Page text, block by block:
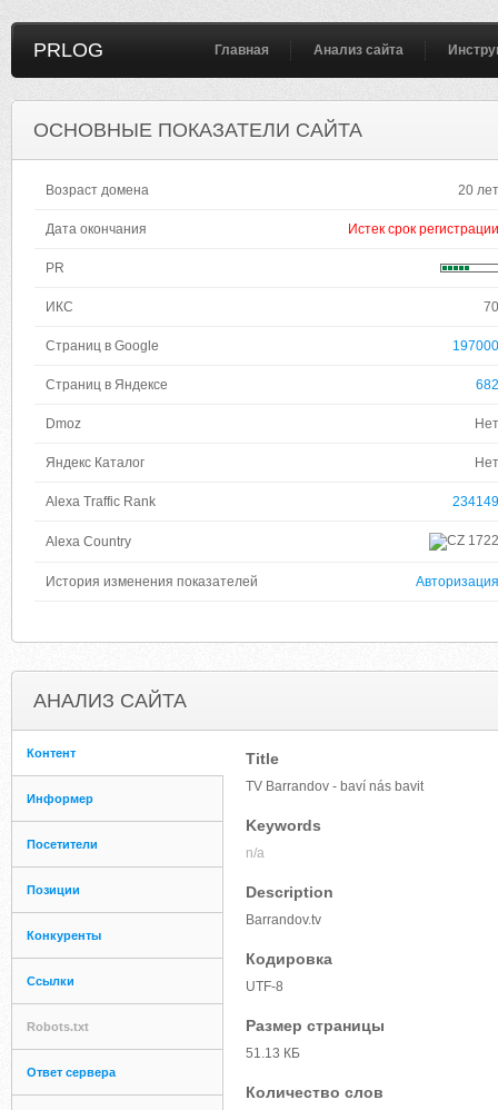
PRLOG Главная Анализ сайта
ОСНОВНЫЕ ПОКАЗАТЕЛИ САЙТА
Возраст домена 20 лет
Дата окончания Истек срок регистрации
PR
ИКС 70
Страниц в Google 197000
Страниц в Яндексе 682
Dmoz Нет
Яндекс Каталог Нет
Alexa Traffic Rank 234149
Alexa Country 1722
История изменения показателей Авторизация
АНАЛИЗ САЙТА
Контент
Информер
Посетители
Позиции
Конкуренты
Ссылки
Robots.txt
Ответ сервера
Title
TV Barrandov - baví nás bavit
Keywords
n/a
Description
Barrandov.tv
Кодировка
UTF-8
Размер страницы
51.13 КБ
Количество слов